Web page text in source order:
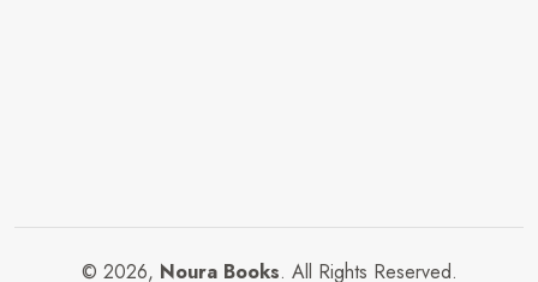
© 2026, Noura Books. All Rights Reserved.